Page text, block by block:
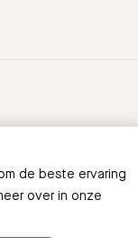
de beste ervaring
over in onze